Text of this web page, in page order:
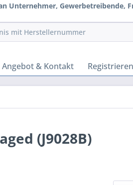
Unternehmer,
Angebot & Kontakt Registrieren
(J9028B)